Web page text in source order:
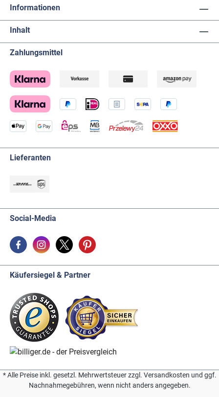
Informationen
Inhalt
Zahlungsmittel
Lieferanten
Social-Media
Käufersiegel & Partner
* Alle Preise inkl. gesetzl. Mehrwertsteuer zzgl. Versandkosten und ggf.
Nachnahmegebühren, wenn nicht anders angegeben.